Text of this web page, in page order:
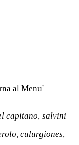
al Menu'
capitano, salvini
, culurgiones,